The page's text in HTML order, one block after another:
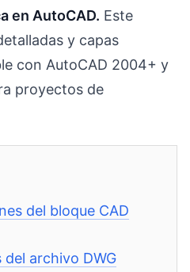
en AutoCAD. Este
y capas
con AutoCAD 2004+ y
proyectos de
del bloque CAD
archivo DWG